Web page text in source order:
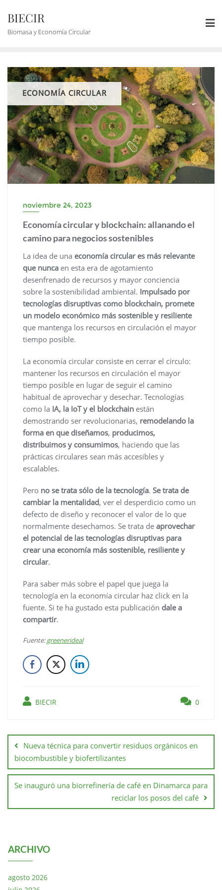
BIECIR
Biomasa y Economía Circular
ECONOMÍA CIRCULAR
noviembre 24, 2023
Economía circular y blockchain: allanando el
camino para negocios sostenibles
La idea de una economía circular es más relevante
que nunca en esta era de agotamiento
desenfrenado de recursos y mayor conciencia
sobre la sostenibilidad ambiental. Impulsado por
tecnologías disruptivas como blockchain, promete
un modelo económico más sostenible y resiliente
que mantenga los recursos en circulación el mayor
tiempo posible.
La economía circular consiste en cerrar el círculo:
mantener los recursos en circulación el mayor
tiempo posible en lugar de seguir el camino
habitual de aprovechar y desechar. Tecnologías
como la IA, la IoT y el blockchain están
demostrando ser revolucionarias, remodelando la
forma en que diseñamos, producimos,
distribuimos y consumimos, haciendo que las
prácticas circulares sean más accesibles y
escalables.
Pero no se trata sólo de la tecnología. Se trata de
cambiar la mentalidad, ver el desperdicio como un
defecto de diseño y reconocer el valor de lo que
normalmente desechamos. Se trata de aprovechar
el potencial de las tecnologías disruptivas para
crear una economía más sostenible, resiliente y
circular.
Para saber más sobre el papel que juega la
tecnología en la economía circular haz click en la
fuente. Si te ha gustado esta publicación dale a
compartir.
Fuente:greenerideal
BIECIR 0
Nueva técnica para convertir residuos orgánicos en
biocombustible y biofertilizantes
Se inauguró una biorrefinería de café en Dinamarca para
reciclar los posos del café
ARCHIVO
agosto 2026